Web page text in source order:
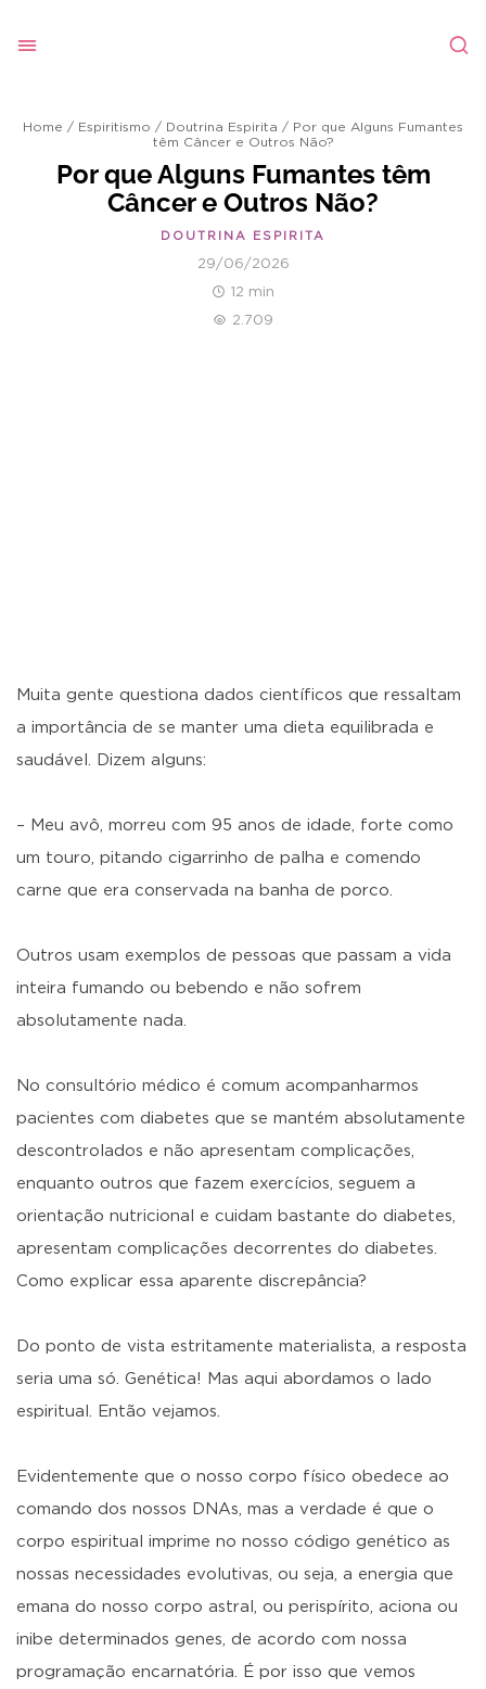
Home / Espiritismo / Doutrina Espirita / Por que Alguns Fumantes
têm Câncer e Outros Não?
Por que Alguns Fumantes têm
Câncer e Outros Não?
DOUTRINA ESPIRITA
29/06/2026
12 min
2.709
Muita gente questiona dados científicos que ressaltam
a importância de se manter uma dieta equilibrada e
saudável. Dizem alguns:
– Meu avô, morreu com 95 anos de idade, forte como
um touro, pitando cigarrinho de palha e comendo
carne que era conservada na banha de porco.
Outros usam exemplos de pessoas que passam a vida
inteira fumando ou bebendo e não sofrem
absolutamente nada.
No consultório médico é comum acompanharmos
pacientes com diabetes que se mantém absolutamente
descontrolados e não apresentam complicações,
enquanto outros que fazem exercícios, seguem a
orientação nutricional e cuidam bastante do diabetes,
apresentam complicações decorrentes do diabetes.
Como explicar essa aparente discrepância?
Do ponto de vista estritamente materialista, a resposta
seria uma só. Genética! Mas aqui abordamos o lado
espiritual. Então vejamos.
Evidentemente que o nosso corpo físico obedece ao
comando dos nossos DNAs, mas a verdade é que o
corpo espiritual imprime no nosso código genético as
nossas necessidades evolutivas, ou seja, a energia que
emana do nosso corpo astral, ou perispírito, aciona ou
inibe determinados genes, de acordo com nossa
programação encarnatória. É por isso que vemos